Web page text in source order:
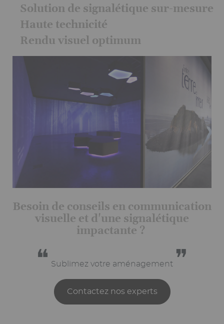
Solution de signalétique sur-mesure
Haute technicité
Rendu visuel optimum
Besoin de conseils en communication
visuelle et d'une signalétique
impactante ?
❝ Sublimez votre aménagement ❞
Contactez nos experts